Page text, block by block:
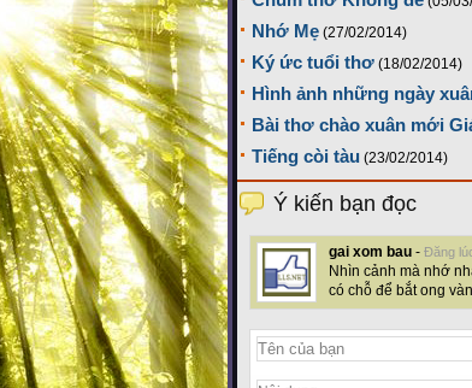
Nhớ Mẹ (27/02/2014)
Ký ức tuổi thơ (18/02/2014)
Hình ảnh những ngày
Bài thơ chào xuân mới
Tiếng còi tàu (23/02/2014)
Ý kiến bạn đọc
gai xom bau - Đăng
Nhìn cảnh mà nhớ
có chỗ để bắt ong